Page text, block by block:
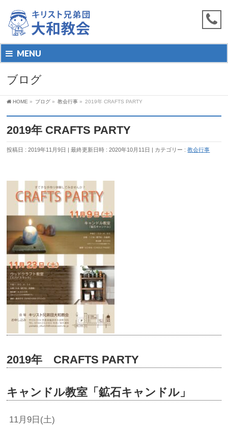
MENU
ブログ
HOME » ブログ » 教会行事 » 2019年 CRAFTS PARTY
2019年 CRAFTS PARTY
投稿日 : 2019年11月9日 最終更新日時 : 2020年10月11日 カテゴリー :教会行事
2019年 CRAFTS PARTY
キャンドル教室「鉱石キャンドル」
11月9日(土)